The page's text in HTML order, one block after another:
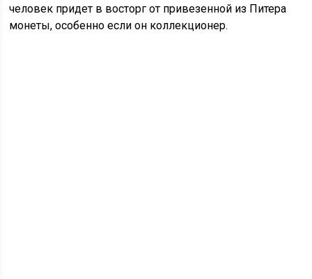
человек придет в восторг от привезенной из Питера
монеты, особенно если он коллекционер.